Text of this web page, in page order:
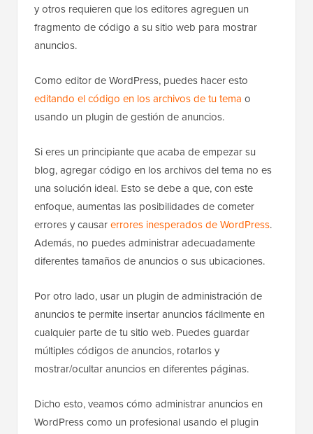
y otros requieren que los editores agreguen un
fragmento de código a su sitio web para mostrar
anuncios.
Como editor de WordPress, puedes hacer esto
editando el código en los archivos de tu tema o
usando un plugin de gestión de anuncios.
Si eres un principiante que acaba de empezar su
blog, agregar código en los archivos del tema no es
una solución ideal. Esto se debe a que, con este
enfoque, aumentas las posibilidades de cometer
errores y causarerrores inesperados de WordPress.
Además, no puedes administrar adecuadamente
diferentes tamaños de anuncios o sus ubicaciones.
Por otro lado, usar un plugin de administración de
anuncios te permite insertar anuncios fácilmente en
cualquier parte de tu sitio web. Puedes guardar
múltiples códigos de anuncios, rotarlos y
mostrar/ocultar anuncios en diferentes páginas.
Dicho esto, veamos cómo administrar anuncios en
WordPress como un profesional usando el plugin